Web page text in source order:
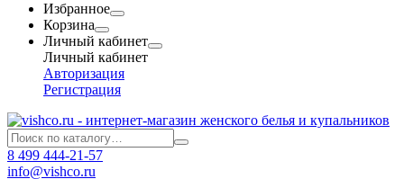
Избранное
Корзина
Личный кабинет
Личный кабинет
Авторизация
Регистрация
8 499 444-21-57
info@vishco.ru